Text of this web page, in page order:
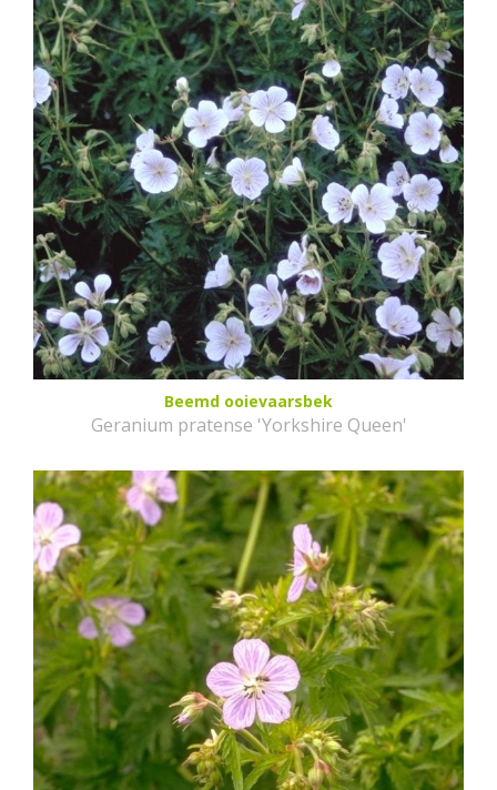
Beemd ooievaarsbek
Geranium pratense 'Yorkshire Queen'